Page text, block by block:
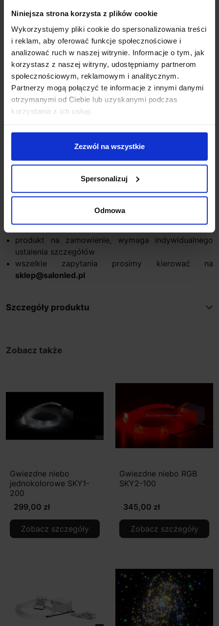
Niniejsza strona korzysta z plików cookie
Wykorzystujemy pliki cookie do spersonalizowania treści
i reklam, aby oferować funkcje społecznościowe i
analizować ruch w naszej witrynie. Informacje o tym, jak
korzystasz z naszej witryny, udostępniamy partnerom
społecznościowym, reklamowym i analitycznym.
Partnerzy mogą połączyć te informacje z innymi danymi
otrzymanymi od Ciebie lub uzyskanymi podczas
korzystania z ich usług.
Zezwól na wszystkie
Spersonalizuj
Odmowa
Liczba światłowodów: 150 szt.
Średnica światłowodu: 0,75mm
Długość światłowodów: 50 szt. 1,5m + 50szt. 1m +
50szt. 0,5m
Powierzchnia montażowa: 3-4 m2
Generator światła: Oparty na 3W diodzie LED
Barwa światła: biały zimny
Wymiary: 90x65x57mm
Producent: Soled
gwarancja 2 lata
zestaw kompletny - gotowy do montażu wraz z
jest to przykladowy zestaw gwiezdnego nieba,
podświetlenia, kolory RGB, dowolna ilość
światłowodów
produkt na zamowienie, wymaga indywidualnego
ustalenia szczegółów
wszelkie zapytania prosimy kierować na
sklep@salonled.pl
Szczegóły produktu
Zobacz także
Gwiezdne niebo
jednokolorowe SKY1-
200
299,00 zł
Zobacz szczegóły
Gwiezdne niebo RGB
SKY2-100
345,00 zł
Zobacz szczegóły